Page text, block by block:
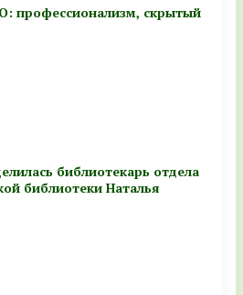
профессионализм, скрытый
библиотекарь отдела
библиотеки Наталья